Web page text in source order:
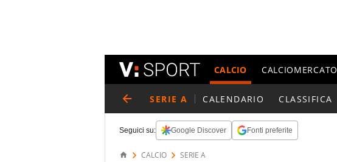
CALCIO CALCIOMERCATO
SERIE A CALENDARIO CLASSIFICA
Seguici su: Google Discover Fonti preferite
CALCIO SERIE A